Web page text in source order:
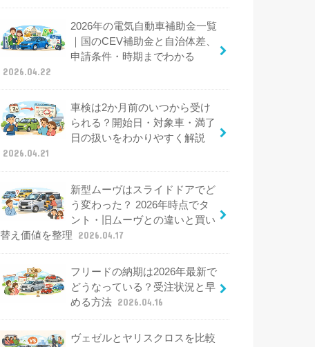
2026年の電気自動車補助金一覧
｜国のCEV補助金と自治体差、
申請条件・時期までわかる
2026.04.22
車検は2か月前のいつから受け
られる？開始日・対象車・満了
日の扱いをわかりやすく解説
2026.04.21
新型ムーヴはスライドドアでど
う変わった？ 2026年時点でタ
ント・旧ムーヴとの違いと買い
替え価値を整理
2026.04.17
フリードの納期は2026年最新で
どうなっている？受注状況と早
める方法 2026.04.16
ヴェゼルとヤリスクロスを比較